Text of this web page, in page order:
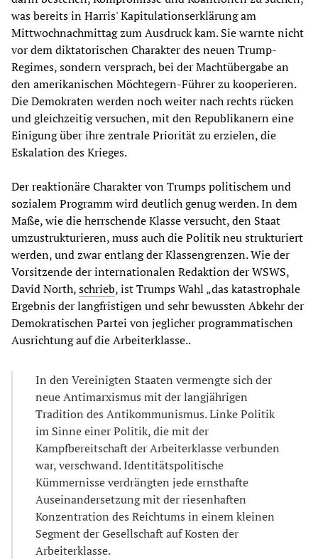
was bereits in Harris' Kapitulationserklärung am
Mittwochnachmittag zum Ausdruck kam. Sie warnte nicht
vor dem diktatorischen Charakter des neuen Trump-
Regimes, sondern versprach, bei der Machtübergabe an
den amerikanischen Möchtegern-Führer zu kooperieren.
Die Demokraten werden noch weiter nach rechts rücken
und gleichzeitig versuchen, mit den Republikanern eine
Einigung über ihre zentrale Priorität zu erzielen, die
Eskalation des Krieges.
Der reaktionäre Charakter von Trumps politischem und
sozialem Programm wird deutlich genug werden. In dem
Maße, wie die herrschende Klasse versucht, den Staat
umzustrukturieren, muss auch die Politik neu strukturiert
werden, und zwar entlang der Klassengrenzen. Wie der
Vorsitzende der internationalen Redaktion der WSWS,
David North,schrieb, ist Trumps Wahl „das katastrophale
Ergebnis der langfristigen und sehr bewussten Abkehr der
Demokratischen Partei von jeglicher programmatischen
Ausrichtung auf die Arbeiterklasse..
In den Vereinigten Staaten vermengte sich der
neue Antimarxismus mit der langjährigen
Tradition des Antikommunismus. Linke Politik
im Sinne einer Politik, die mit der
Kampfbereitschaft der Arbeiterklasse verbunden
war, verschwand. Identitätspolitische
Kümmernisse verdrängten jede ernsthafte
Auseinandersetzung mit der riesenhaften
Konzentration des Reichtums in einem kleinen
Segment der Gesellschaft auf Kosten der
Arbeiterklasse.